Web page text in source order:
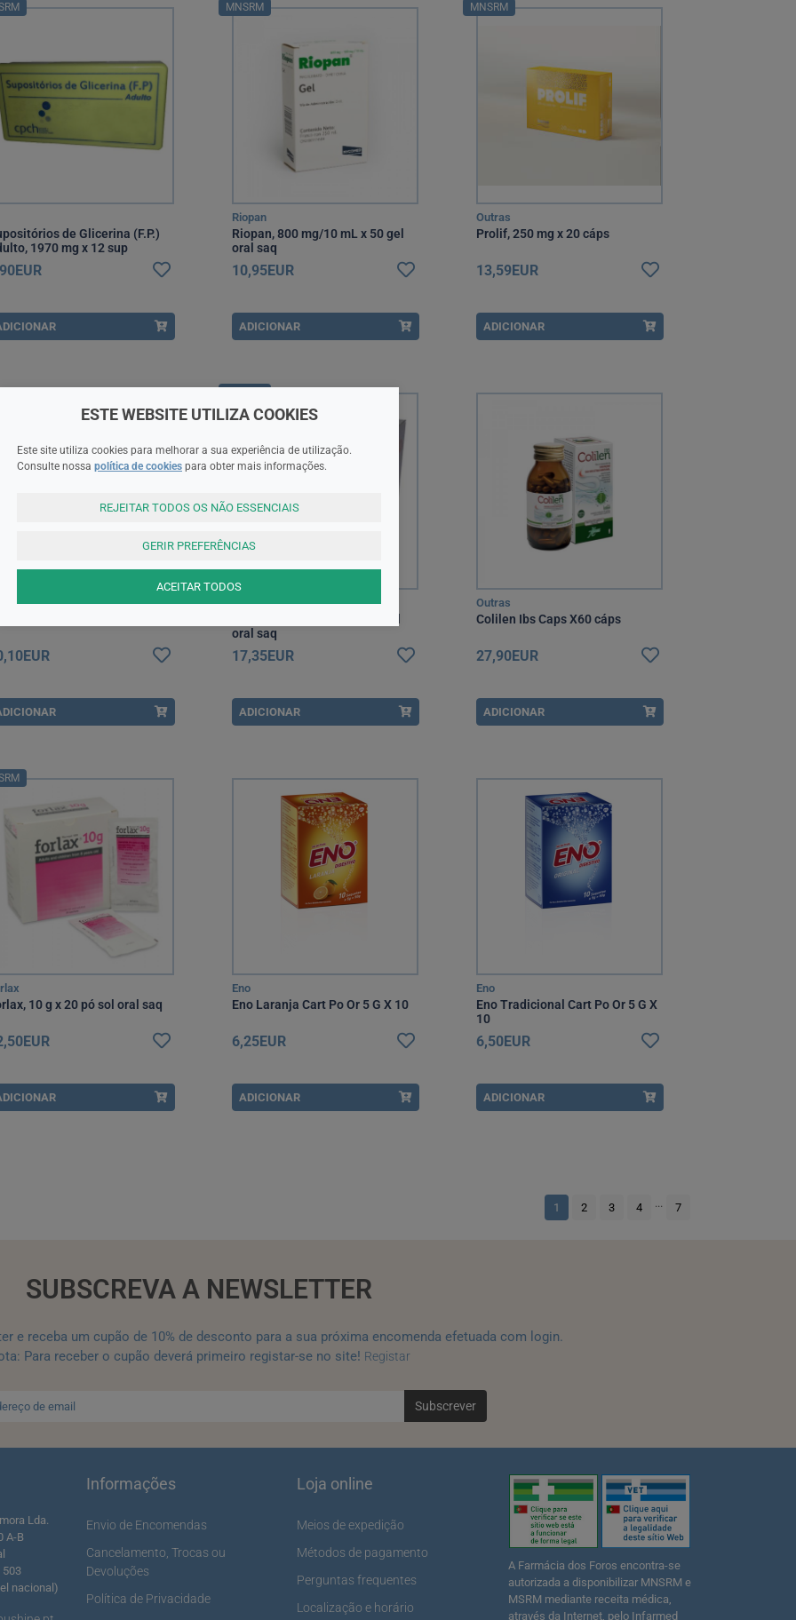
de Glicerina (F.P.)
1970 mg x 12 sup
MNSRM
Riopan
Riopan, 800 mg/10 mL x 50 gel
oral saq
10,95EUR
ADICIONAR
MNSRM
Outras
Prolif, 250 mg x 20 cáps
13,59EUR
ADICIONAR
Lactase Caps X60
Laxido
oral saq
17,35EUR
ADICIONAR
Outras
Colilen Ibs Caps X60 cáps
27,90EUR
ADICIONAR
10 g x 20 pó sol oral saq
Eno
Eno Laranja Cart Po Or 5 G X 10
6,25EUR
ADICIONAR
Eno
Eno Tradicional Cart Po Or 5 G X
10
6,50EUR
ADICIONAR
1 2 3 4 ... 7
SUBSCREVA A NEWSLETTER
e receba um cupão de 10% de desconto para a sua próxima encomenda efetuada com login.
Para receber o cupão deverá primeiro registar-se no site! Registar
Subscrever
Lda.
A-B
503
nacional)
Informações
Envio de Encomendas
Cancelamento, Trocas ou
Devoluções
Política de Privacidade
Loja online
Meios de expedição
Métodos de pagamento
Perguntas frequentes
Localização e horário
A Farmácia dos Foros encontra-se
autorizada a disponibilizar MNSRM e
MSRM mediante receita médica,
através da Internet, pelo Infarmed
ESTE WEBSITE UTILIZA COOKIES
Este site utiliza cookies para melhorar a sua experiência de utilização.
Consulte nossa política de cookies para obter mais informações.
REJEITAR TODOS OS NÃO ESSENCIAIS
GERIR PREFERÊNCIAS
ACEITAR TODOS